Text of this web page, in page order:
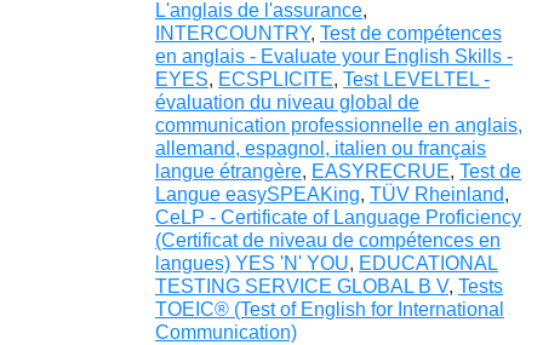
L'anglais de l'assurance,
INTERCOUNTRY, Test de compétences
en anglais - Evaluate your English Skills -
EYES, ECSPLICITE, Test LEVELTEL -
évaluation du niveau global de
communication professionnelle en anglais,
allemand, espagnol, italien ou français
langue étrangère, EASYRECRUE, Test de
Langue easySPEAKing, TÜV Rheinland,
CeLP - Certificate of Language Proficiency
(Certificat de niveau de compétences en
langues) YES 'N' YOU, EDUCATIONAL
TESTING SERVICE GLOBAL B V, Tests
TOEIC® (Test of English for International
Communication)